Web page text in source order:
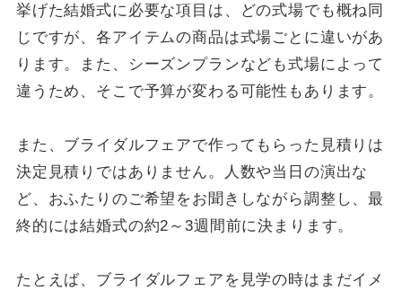
挙げた結婚式に必要な項目は、どの式場でも概ね同
じですが、各アイテムの商品は式場ごとに違いがあ
ります。また、シーズンプランなども式場によって
違うため、そこで予算が変わる可能性もあります。
また、ブライダルフェアで作ってもらった見積りは
決定見積りではありません。人数や当日の演出な
ど、おふたりのご希望をお聞きしながら調整し、最
終的には結婚式の約2～3週間前に決まります。
たとえば、ブライダルフェアを見学の時はまだイメ